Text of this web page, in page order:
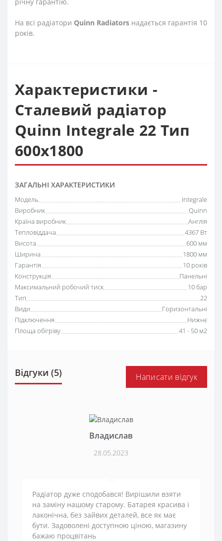
На всі радіатори Quinn Radiators надається гарантія 10
років.
Характеристики -
Сталевий радіатор
Quinn Integrale 22 Тип
600х1800
ЗАГАЛЬНІ ХАРАКТЕРИСТИКИ
Модель
Integrale
Виробник
Quinn
Країна виробник
Англія
Тепловіддача
4367 Вт
Висота
600 мм
Ширина
1800 мм
Гарантія
10 років
Конструкція
Панельні
Максимальний робочий тиск
10 бар
Тип
22
Види
Горизонтальні
Підключення
Нижнє
Площа обігріву
41 - 50 м2
Відгуки (5) Написати відгук
Владислав
28.05.2023
Радіатор дуже сподобався! Вирішили взяти
на заміну нашому старому. Батарея красива і
лаконічна, без зайвих деталей, все як має
бути. Задоволені доступною ціною, магазину
бажаю процвітань